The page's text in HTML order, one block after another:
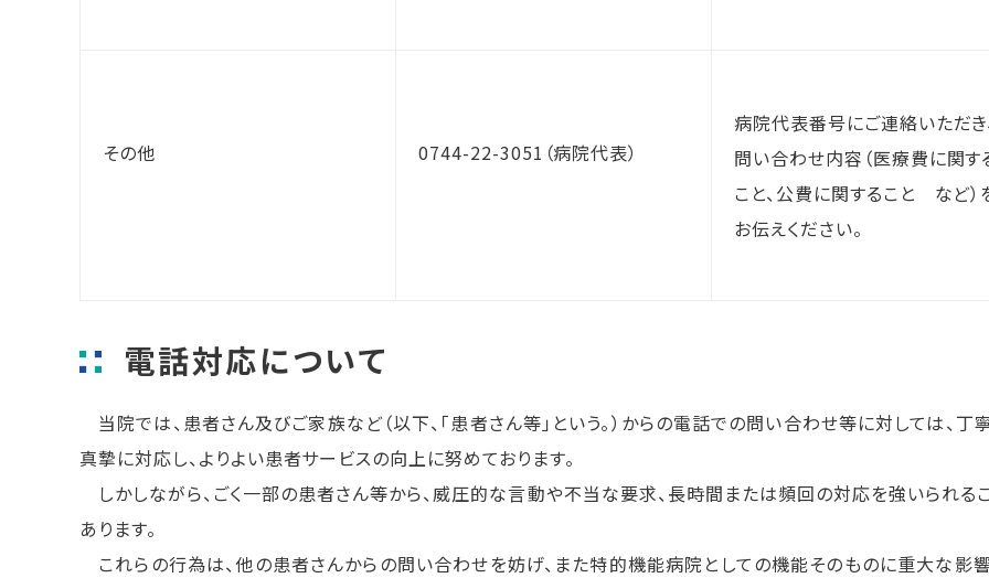
その他 0744-22-3051（病院代表）
病院代表番号にご連絡いただき
問い合わせ内容（医療費に関す
こと、公費に関すること　など）
お伝えください。
電話対応について
当院では、患者さん及びご家族など（以下、「患者さん等」という。）からの電話での問い合わせ等に対しては、丁
真摯に対応し、よりよい患者サービスの向上に努めております。
しかしながら、ごく一部の患者さん等から、威圧的な言動や不当な要求、長時間または頻回の対応を強いられる
あります。
これらの行為は、他の患者さんからの問い合わせを妨げ、また特的機能病院としての機能そのものに重大な影